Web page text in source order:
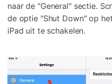
naar de "General" sectie.
de optie "Shut Down" op
iPad uit te schakelen.